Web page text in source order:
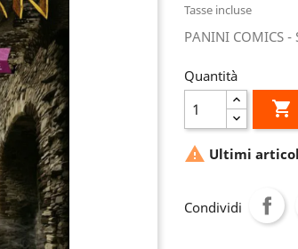
Tasse incluse
PANINI COMICS -
Quantità

 Ultimi
Condividi